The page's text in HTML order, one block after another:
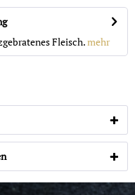
Fleisch.mehr